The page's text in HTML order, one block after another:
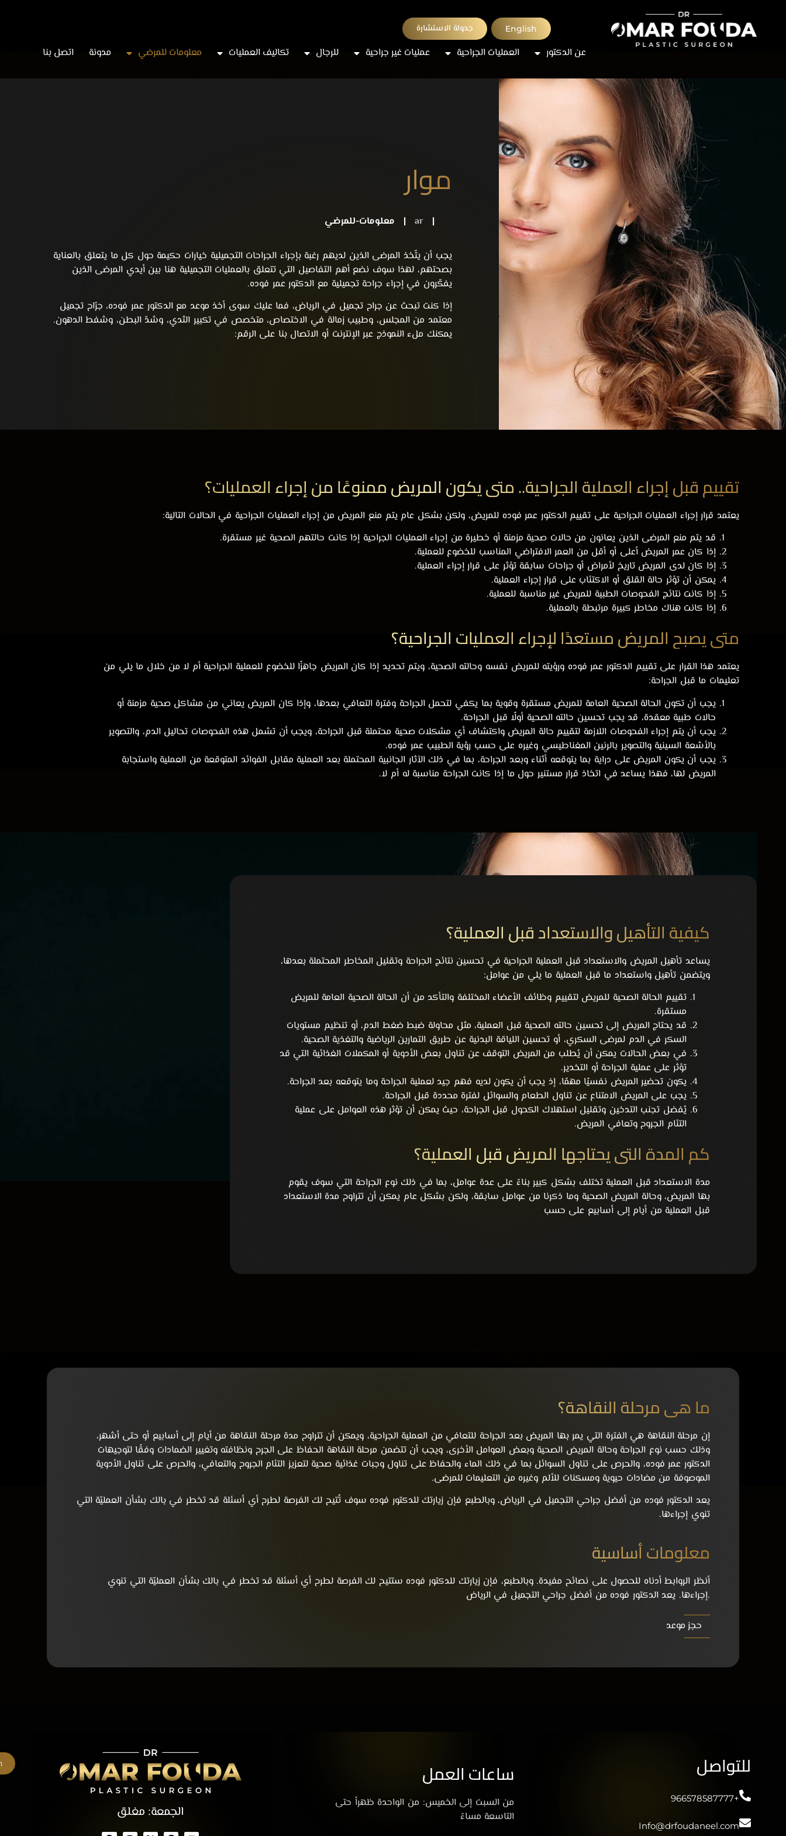
English جدولة الاستشارة
عن الدكتور العمليات الجراحية عمليات غير جراحية للرجال تكاليف العمليات معلومات للمرضي مدونة اتصل بنا
موارد المريض
|
ar
| معلومات-للمرضي
يجب أن يتّخذ المرضى الذين لديهم رغبة بإجراء الجراحات التجميلية خيارات حكيمة حول كل ما يتعلق بالعناية
بصحتهم، لهذا سوف نضع أهم التفاصيل التي تتعلق بالعمليات التجميلية هنا بين أيدي المرضى الذين
يفكّرون في إجراء جراحة تجميلية مع الدكتور عمر فوده.
إذا كنت تبحث عن جراح تجميل في الرياض، فما عليك سوى أخذ موعد مع الدكتور عمر فوده، جرّاح تجميل
معتمد من المجلس، وطبيب زمالة في الاختصاص، متخصص في تكبير الثدي، وشدّ البطن، وشفط الدهون.
يمكنك ملء النموذج عبر الإنترنت أو الاتصال بنا على الرقم:
تقييم قبل إجراء العملية الجراحية.. متى يكون المريض ممنوعًا من إجراء العمليات؟
يعتمد قرار إجراء العمليات الجراحية على تقييم الدكتور عمر فوده للمريض، ولكن بشكل عام يتم منع المريض من إجراء العمليات الجراحية في الحالات التالية:
قد يتم منع المرضى الذين يعانون من حالات صحية مزمنة أو خطيرة من إجراء العمليات الجراحية إذا كانت حالتهم الصحية غير مستقرة.
إذا كان عمر المريض أعلى أو أقل من العمر الافتراضي المناسب للخضوع للعملية.
إذا كان لدى المريض تاريخ لأمراض أو جراحات سابقة تؤثر على قرار إجراء العملية.
يمكن أن تؤثر حالة القلق أو الاكتئاب على قرار إجراء العملية.
إذا كانت نتائج الفحوصات الطبية للمريض غير مناسبة للعملية.
إذا كانت هناك مخاطر كبيرة مرتبطة بالعملية.
متى يصبح المريض مستعدًا لإجراء العمليات الجراحية؟
يعتمد هذا القرار على تقييم الدكتور عمر فوده ورؤيته للمريض نفسه وحالته الصحية، ويتم تحديد إذا كان المريض جاهزًا للخضوع للعملية الجراحية أم لا من خلال ما يلي من
تعليمات ما قبل الجراحة:
يجب أن تكون الحالة الصحية العامة للمريض مستقرة وقوية بما يكفي لتحمل الجراحة وفترة التعافي بعدها، وإذا كان المريض يعاني من مشاكل صحية مزمنة أو
حالات طبية معقدة، قد يجب تحسين حالته الصحية أولًا قبل الجراحة.
يجب أن يتم إجراء الفحوصات اللازمة لتقييم حالة المريض واكتشاف أي مشكلات صحية محتملة قبل الجراحة، ويجب أن تشمل هذه الفحوصات تحاليل الدم، والتصوير
بالأشعة السينية والتصوير بالرنين المغناطيسي وغيره على حسب رؤية الطبيب عمر فوده.
يجب أن يكون المريض على دراية بما يتوقعه أثناء وبعد الجراحة، بما في ذلك الآثار الجانبية المحتملة بعد العملية مقابل الفوائد المتوقعة من العملية واستجابة
المريض لها، فهذا يساعد في اتخاذ قرار مستنير حول ما إذا كانت الجراحة مناسبة له أم لا.
كيفية التأهيل والاستعداد قبل العملية؟
يساعد تأهيل المريض والاستعداد قبل العملية الجراحية في تحسين نتائج الجراحة وتقليل المخاطر المحتملة بعدها،
ويتضمن تأهيل واستعداد ما قبل العملية ما يلي من عوامل:
تقييم الحالة الصحية للمريض لتقييم وظائف الأعضاء المختلفة والتأكد من أن الحالة الصحية العامة للمريض
مستقرة.
قد يحتاج المريض إلى تحسين حالته الصحية قبل العملية، مثل محاولة ضبط ضغط الدم، أو تنظيم مستويات
السكر في الدم لمرضى السكري، أو تحسين اللياقة البدنية عن طريق التمارين الرياضية والتغذية الصحية.
في بعض الحالات يمكن أن يُطلب من المريض التوقف عن تناول بعض الأدوية أو المكملات الغذائية التي قد
تؤثر على عملية الجراحة أو التخدير.
يكون تحضير المريض نفسيًا مهمًا، إذ يجب أن يكون لديه فهم جيد لعملية الجراحة وما يتوقعه بعد الجراحة.
يجب على المريض الامتناع عن تناول الطعام والسوائل لفترة محددة قبل الجراحة.
يُفضل تجنب التدخين وتقليل استهلاك الكحول قبل الجراحة، حيث يمكن أن تؤثر هذه العوامل على عملية
التئام الجروح وتعافي المريض.
كم المدة التي يحتاجها المريض قبل العملية؟
مدة الاستعداد قبل العملية تختلف بشكل كبير بناءً على عدة عوامل، بما في ذلك نوع الجراحة التي سوف يقوم
بها المريض، وحالة المريض الصحية وما ذكرنا من عوامل سابقة، ولكن بشكل عام يمكن أن تتراوح مدة الاستعداد
قبل العملية من أيام إلى أسابيع على حسب
ما هي مرحلة النقاهة؟
إن مرحلة النقاهة هي الفترة التي يمر بها المريض بعد الجراحة للتعافي من العملية الجراحية، ويمكن أن تتراوح مدة مرحلة النقاهة من أيام إلى أسابيع أو حتى أشهر،
وذلك حسب نوع الجراحة وحالة المريض الصحية وبعض العوامل الأخرى، ويجب أن تتضمن مرحلة النقاهة الحفاظ على الجرح ونظافته وتغيير الضمادات وفقًا لتوجيهات
الدكتور عمر فوده، والحرص على تناول السوائل بما في ذلك الماء والحفاظ على تناول وجبات غذائية صحية لتعزيز التئام الجروح والتعافي، والحرص على تناول الأدوية
الموصوفة من مضادات حيوية ومسكنات للألم وغيره من التعليمات للمرضى.
يعد الدكتور فوده من أفضل جراحي التجميل في الرياض، وبالطبع فإن زيارتك للدكتور فوده سوف تُتيح لك الفرصة لطرح أي أسئلة قد تخطر في بالك بشأن العمليّة التي
تنوي إجراءها.
معلومات أساسية
أنظر الروابط أدناه للحصول على نصائح مفيدة. وبالطبع، فإن زيارتك للدكتور فوده ستتيح لك الفرصة لطرح أي أسئلة قد تخطر في بالك بشأن العمليّة التي تنوي
.إجراءها. يعد الدكتور فوده من أفضل جراحي التجميل في الرياض
حجز موعد
الجمعة: مغلق
ساعات العمل
من السبت إلى الخميس: من الواحدة ظهراً حتى
التاسعة مساءً
للتواصل
+966578587777
Info@drfoudaneel.com